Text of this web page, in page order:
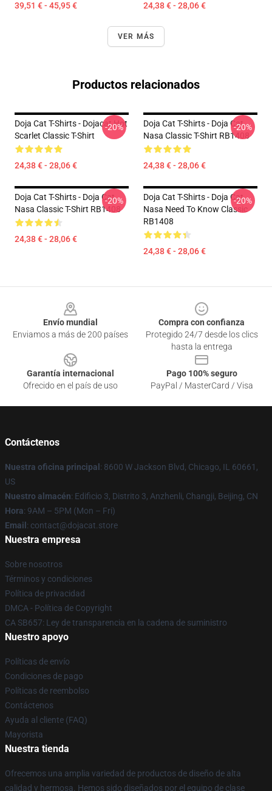
39,51 € - 45,95 € 24,38 € - 28,06 €
VER MÁS
Productos relacionados
Doja Cat T-Shirts - Dojacat Hot
Scarlet Classic T-Shirt
24,38 € - 28,06 €
-20%
Doja Cat T-Shirts - Doja Cat
Nasa Classic T-Shirt RB1408
24,38 € - 28,06 €
-20%
Doja Cat T-Shirts - Doja Cat
Nasa Classic T-Shirt RB1408
24,38 € - 28,06 €
-20%
Doja Cat T-Shirts - Doja Cat
Nasa Need To Know Classic
RB1408
24,38 € - 28,06 €
-20%
Envío mundial
Enviamos a más de 200 países
Compra con confianza
Protegido 24/7 desde los clics
hasta la entrega
Garantía internacional
Ofrecido en el país de uso
Pago 100% seguro
PayPal / MasterCard / Visa
Contáctenos
Nuestra oficina principal : 8600 W Jackson Blvd, Chicago, IL 60661,
US
Nuestro almacén: Edificio 3, Distrito 3, Anzhenli, Changji, Beijing, CN
Hora: 9AM – 5PM (Mon – Fri)
Email : contact@dojacat.store
Nuestra empresa
Sobre nosotros
Términos y condiciones
Política de privacidad
DMCA - Política de Copyright
CA SB657: Ley de transparencia en la cadena de suministro
Nuestro apoyo
Políticas de envío
Condiciones de pago
Políticas de reembolso
Contáctenos
Ayuda al cliente (FAQ)
Mayorista
Nuestra tienda
Ofrecemos una amplia variedad de productos de diseño de alta
calidad y hermosa. Hemos sido diseñados por el equipo de clase